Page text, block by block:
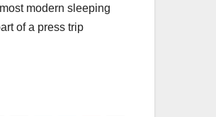
modern sleeping
of a press trip